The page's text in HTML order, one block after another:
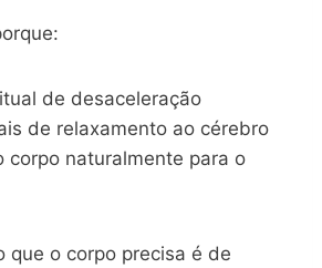
de desaceleração
de relaxamento ao cérebro
corpo naturalmente para o
que o corpo precisa é de